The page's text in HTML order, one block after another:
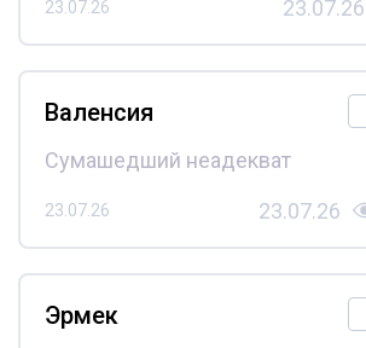
23.07.26 23.07.26
Валенсия
Сумашедший неадекват
23.07.26 23.07.26
Эрмек